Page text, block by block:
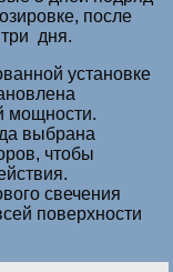
после
дня.
установке
мощности.
выбрана
чтобы
свечения
поверхности